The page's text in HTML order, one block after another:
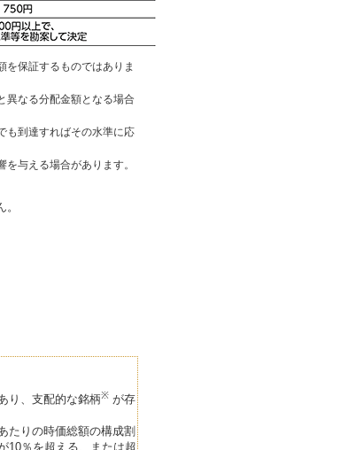
を保証するものではありま
異なる分配金額となる場合
も到達すればその水準に応
与える場合があります。
り、支配的な銘柄※ が存
たりの時価総額の構成割
10％を超える、または超